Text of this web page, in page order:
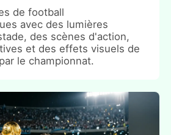
de football
avec des lumières
des scènes d'action,
et des effets visuels de
le championnat.